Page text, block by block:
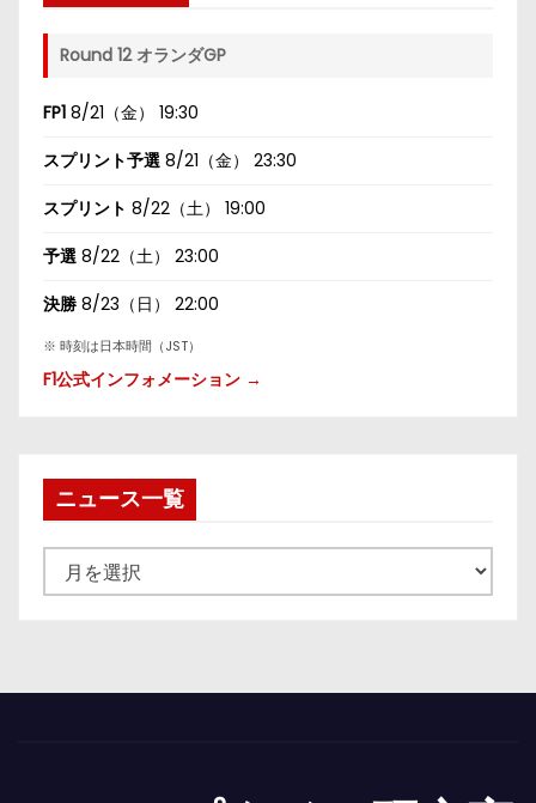
Round 12 オランダGP
FP1 8/21（金） 19:30
スプリント予選 8/21（金） 23:30
スプリント 8/22（土） 19:00
予選 8/22（土） 23:00
決勝 8/23（日） 22:00
※ 時刻は日本時間（JST）
F1公式インフォメーション →
ニュース一覧
ュ
一